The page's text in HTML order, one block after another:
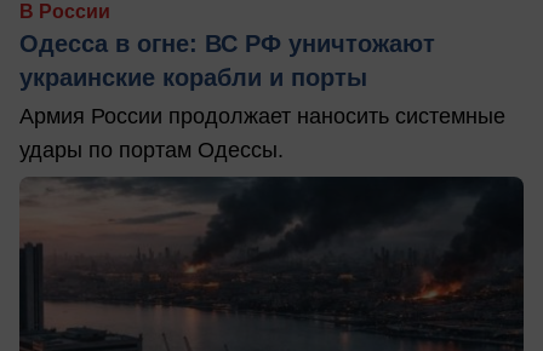
В России
Одесса в огне: ВС РФ уничтожают
украинские корабли и порты
Армия России продолжает наносить системные
удары по портам Одессы.